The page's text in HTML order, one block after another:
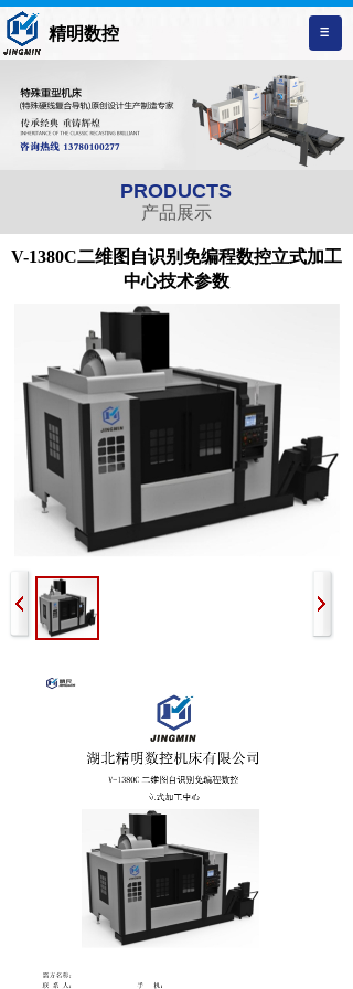
PRODUCTS
产品展示
V-1380C二维图自识别免编程数控立式加工
中心技术参数
精明数控